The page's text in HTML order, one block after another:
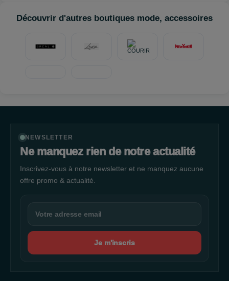
Découvrir d'autres boutiques mode, accessoires
NEWSLETTER
Ne manquez rien de notre actualité
Inscrivez-vous à notre newsletter et ne manquez aucune
offre promo & actualité.
Je m'inscris